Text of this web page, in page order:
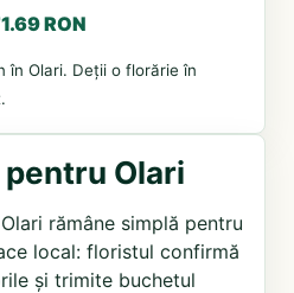
RON
în Olari. Deții o florărie în
Olari
rămâne simplă pentru
local: floristul confirmă
și trimite buchetul